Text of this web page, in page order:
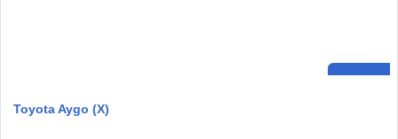
Toyota Aygo (X)